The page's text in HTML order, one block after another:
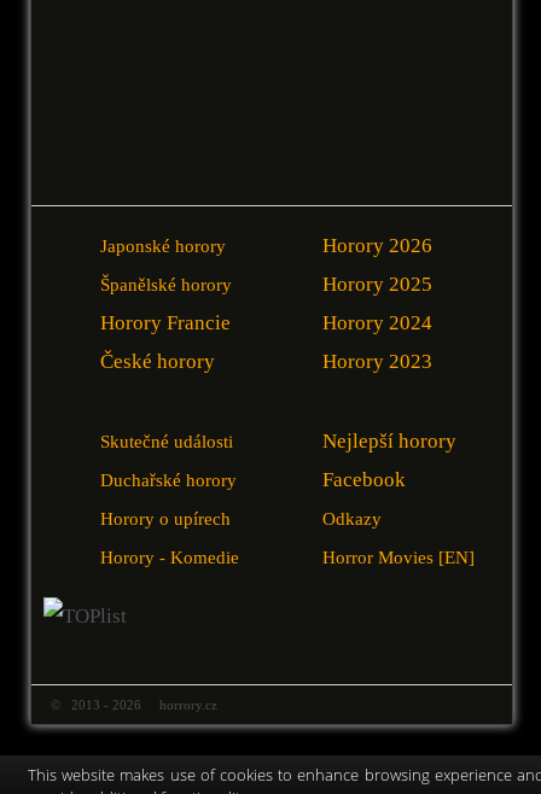
Japonské horory
Španělské horory
Horory Francie
České horory
Horory 2026
Horory 2025
Horory 2024
Horory 2023
Skutečné události
Duchařské horory
Horory o upírech
Horory - Komedie
Nejlepší horory
Facebook
Odkazy
Horror Movies [EN]
© 2013 - 2026 horrory.cz
This website makes use of cookies to enhance browsing experience